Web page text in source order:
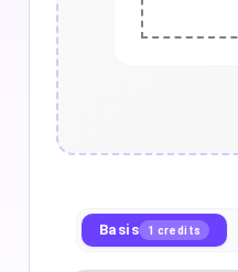
Basis 1 credits